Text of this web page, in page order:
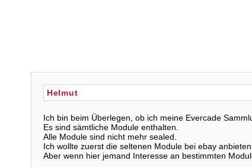
Helmut
Ich bin beim Überlegen, ob ich meine Evercade
Es sind sämtliche Module enthalten.
Alle Module sind nicht mehr sealed.
Ich wollte zuerst die seltenen Module bei ebay anbieten.
Aber wenn hier jemand Interesse an bestimmten